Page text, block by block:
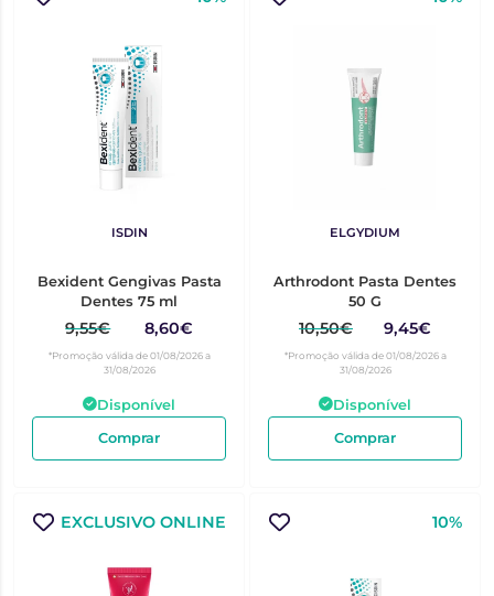
ISDIN
Bexident Gengivas Pasta
Dentes 75 ml
9,55€ 8,60€
*Promoção válida de 01/08/2026 a
31/08/2026
Disponível
Comprar
ELGYDIUM
Arthrodont Pasta Dentes
50 G
10,50€ 9,45€
*Promoção válida de 01/08/2026 a
31/08/2026
Disponível
Comprar
EXCLUSIVO ONLINE 10%